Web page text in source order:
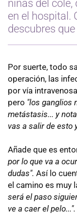
niñas del
en el hospital.
descubres
Por suerte, todo
operación, las
por vía
pero "los ganglios
metástasis... y
vas a salir de esto
Añade que es
por lo que va a
dudas". Así lo
el camino es muy
será el paso
ve a caer el pelo...".